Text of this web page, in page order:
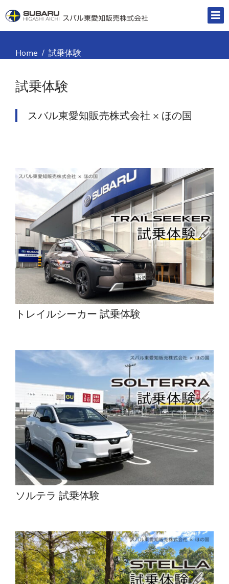
You are here:
Home 試乗体験
試乗体験
スバル東愛知販売株式会社 × ほの国
トレイルシーカー 試乗体験
ソルテラ 試乗体験